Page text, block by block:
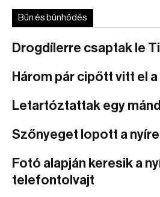
Bűn és bűnhődés
Drogdílerre csaptak le
Három pár cipőtt vitt el a
Letartóztattak egy
Szőnyeget lopott a
Fotó alapján keresik a
telefontolvajt